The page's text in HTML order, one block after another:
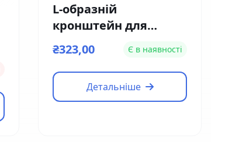
L-образній
кронштейн для
кріплення замку на
вузькі двері Yli
Electronic MBK-180NL
₴323,00 Є в наявності
Детальніше